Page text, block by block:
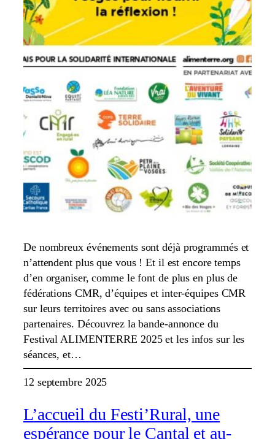
De nombreux événements sont déjà programmés et
n’attendent plus que vous ! Et il est encore temps
d’en organiser, comme le font de plus en plus de
fédérations CMR, d’équipes et inter-équipes CMR
sur leurs territoires avec ou sans associations
partenaires. Découvrez la bande-annonce du
Festival ALIMENTERRE 2025 et les infos sur les
séances, et…
12 septembre 2025
L’accueil du Festi’Rural, une
espérance pour le Cantal et au-